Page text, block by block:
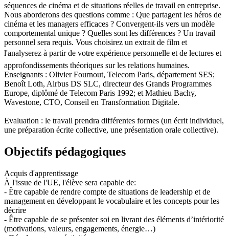
séquences de cinéma et de situations réelles de travail en entreprise.
Nous aborderons des questions comme : Que partagent les héros de
cinéma et les managers efficaces ? Convergent-ils vers un modèle
comportemental unique ? Quelles sont les différences ? Un travail
personnel sera requis. Vous choisirez un extrait de film et
l'analyserez à partir de votre expérience personnelle et de lectures et
approfondissements théoriques sur les relations humaines.
Enseignants : Olivier Fournout, Telecom Paris, département SES;
Benoît Loth, Airbus DS SLC, directeur des Grands Programmes
Europe, diplômé de Telecom Paris 1992; et Mathieu Bachy,
Wavestone, CTO, Conseil en Transformation Digitale.
Evaluation : le travail prendra différentes formes (un écrit individuel,
une préparation écrite collective, une présentation orale collective).
Objectifs pédagogiques
Acquis d'apprentissage
À l'issue de l'UE, l'élève sera capable de:
- Être capable de rendre compte de situations de leadership et de
management en développant le vocabulaire et les concepts pour les
décrire
- Être capable de se présenter soi en livrant des éléments d’intériorité
(motivations, valeurs, engagements, énergie…)